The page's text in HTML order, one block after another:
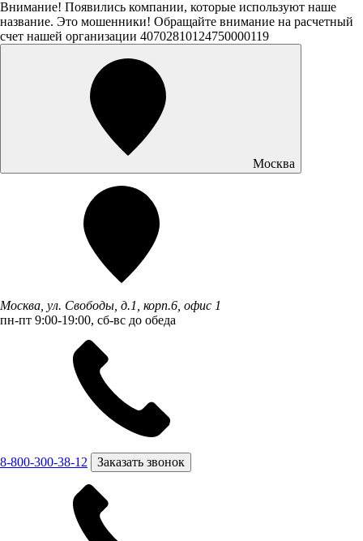
Внимание! Появились компании, которые используют наше
название. Это мошенники! Обращайте внимание на расчетный
счет нашей организации 40702810124750000119
Москва
Москва, ул. Свободы, д.1, корп.6, офис 1
пн-пт 9:00-19:00, сб-вс до обеда
8-800-300-38-12 Заказать звонок